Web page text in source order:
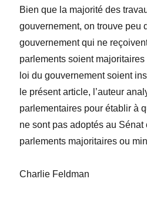
Bien que la majorité des
gouvernement, on trouve peu
gouvernement qui ne
parlements soient
loi du gouvernement soient
le présent article, l’auteur
parlementaires pour établir à
ne sont pas adoptés au Sénat
parlements majoritaires ou
Charlie Feldman